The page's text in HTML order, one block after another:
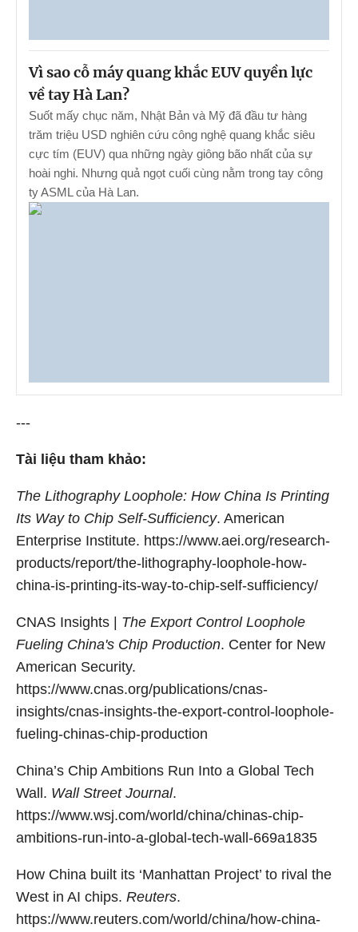
Vì sao cỗ máy quang khắc EUV quyền lực
về tay Hà Lan?
Suốt mấy chục năm, Nhật Bản và Mỹ đã đầu tư hàng
trăm triệu USD nghiên cứu công nghệ quang khắc siêu
cực tím (EUV) qua những ngày giông bão nhất của sự
hoài nghi. Nhưng quả ngọt cuối cùng nằm trong tay công
ty ASML của Hà Lan.
---
Tài liệu tham khảo:
The Lithography Loophole: How China Is Printing
Its Way to Chip Self-Sufficiency. American
Enterprise Institute. https://www.aei.org/research-
products/report/the-lithography-loophole-how-
china-is-printing-its-way-to-chip-self-sufficiency/
CNAS Insights | The Export Control Loophole
Fueling China's Chip Production. Center for New
American Security.
https://www.cnas.org/publications/cnas-
insights/cnas-insights-the-export-control-loophole-
fueling-chinas-chip-production
China’s Chip Ambitions Run Into a Global Tech
Wall. Wall Street Journal.
https://www.wsj.com/world/china/chinas-chip-
ambitions-run-into-a-global-tech-wall-669a1835
How China built its ‘Manhattan Project’ to rival the
West in AI chips. Reuters.
https://www.reuters.com/world/china/how-china-